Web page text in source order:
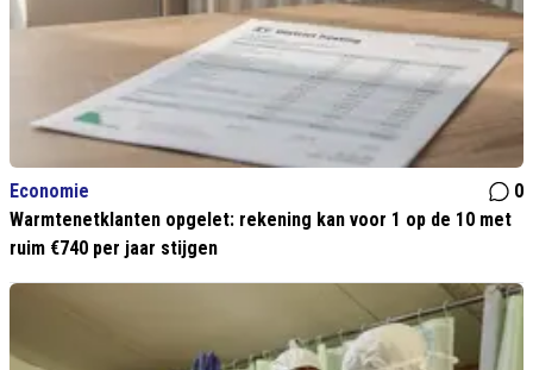
Economie
0
Warmtenetklanten opgelet: rekening kan voor 1 op de 10 met
ruim €740 per jaar stijgen